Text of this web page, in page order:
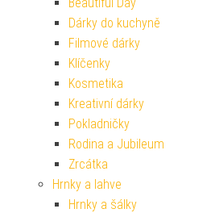
Dárky do kuchyně
Filmové dárky
Klíčenky
Kosmetika
Kreativní dárky
Pokladničky
Rodina a Jubileum
Zrcátka
Hrnky a lahve
Hrnky a šálky